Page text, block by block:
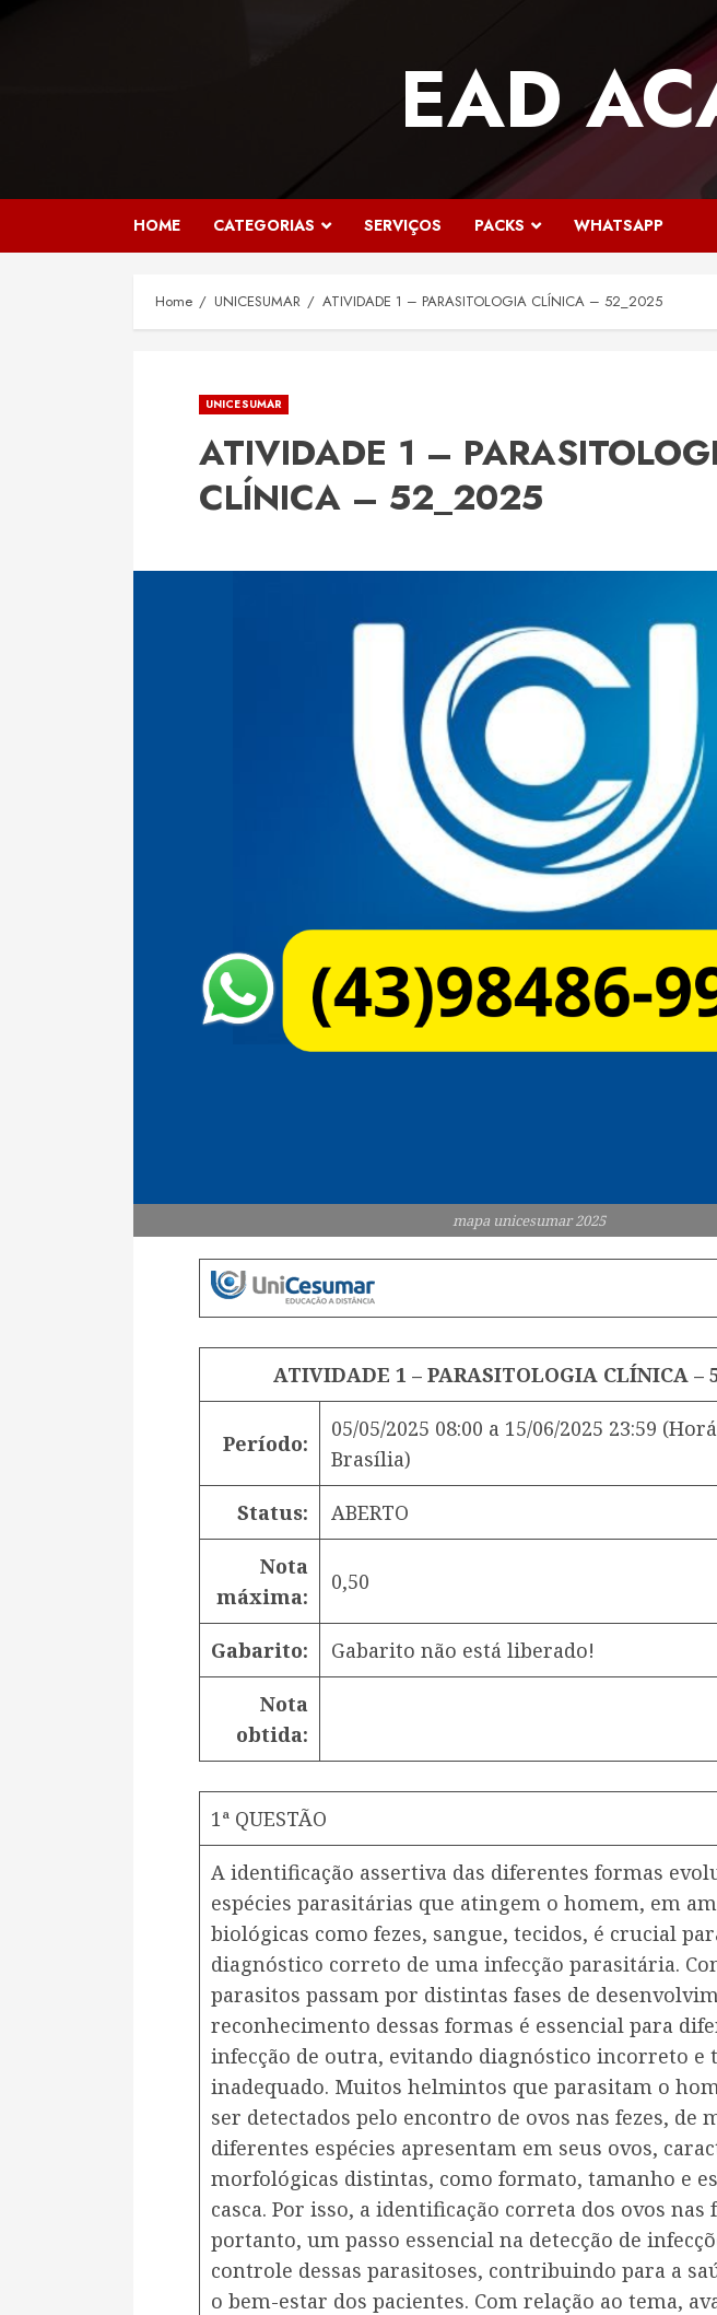
EAD
HOME CATEGORIAS SERVIÇOS PACKS WHATSAPP
Home UNICESUMAR ATIVIDADE 1 – PARASITOLOGIA CLÍNICA – 52_2025
UNICESUMAR
ATIVIDADE 1 –
CLÍNICA – 52_2025
mapa unicesumar 2025
ATIVIDADE 1 – PARASITOLOGIA CLÍNICA –
Período:
05/05/2025 08:00 a 15/06/2025 23:59
Brasília)
Status: ABERTO
Nota
máxima:
0,50
Gabarito: Gabarito não está liberado!
Nota
obtida:
1ª QUESTÃO
A identificação assertiva das diferentes formas
espécies parasitárias que atingem o homem, em
biológicas como fezes, sangue, tecidos, é crucial
diagnóstico correto de uma infecção parasitária.
parasitos passam por distintas fases de
reconhecimento dessas formas é essencial para
infecção de outra, evitando diagnóstico incorreto e
inadequado. Muitos helmintos que parasitam o
ser detectados pelo encontro de ovos nas fezes, de
diferentes espécies apresentam em seus ovos,
morfológicas distintas, como formato, tamanho e
casca. Por isso, a identificação correta dos ovos nas
portanto, um passo essencial na detecção de
controle dessas parasitoses, contribuindo para a
o bem-estar dos pacientes. Com relação ao tema,